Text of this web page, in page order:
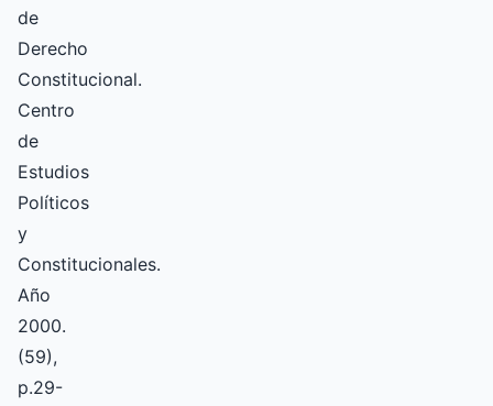
de
Derecho
Constitucional.
Centro
de
Estudios
Políticos
y
Constitucionales.
Año
2000.
(59),
p.29-